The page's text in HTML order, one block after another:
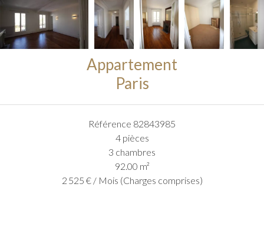
Appartement
Paris
Référence 82843985
4 pièces
3 chambres
92.00 m²
2 525 € / Mois (Charges comprises)